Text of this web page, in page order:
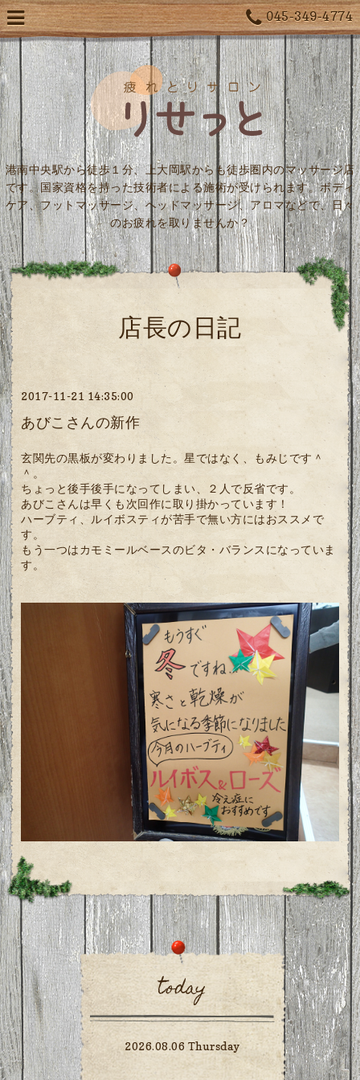
045-349-4774
港南中央駅から徒歩１分、上大岡駅からも徒歩圏内のマッサージ店
です。国家資格を持った技術者による施術が受けられます。ボディ
ケア、フットマッサージ、ヘッドマッサージ、アロマなどで、日々
のお疲れを取りませんか？
店長の日記
2017-11-21 14:35:00
あびこさんの新作
玄関先の黒板が変わりました。星ではなく、もみじです＾
＾。
ちょっと後手後手になってしまい、２人で反省です。
あびこさんは早くも次回作に取り掛かっています！
ハーブティ、ルイボスティが苦手で無い方にはおススメで
す。
もう一つはカモミールベースのビタ・バランスになっていま
す。
today
2026.08.06 Thursday